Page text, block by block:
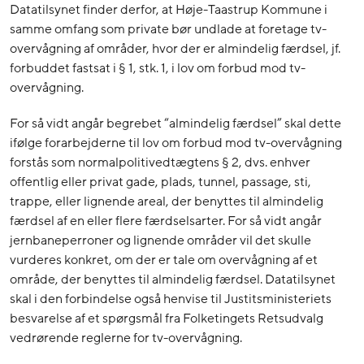
Datatilsynet finder derfor, at Høje-Taastrup Kommune i
samme omfang som private bør undlade at foretage tv-
overvågning af områder, hvor der er almindelig færdsel, jf.
forbuddet fastsat i § 1, stk. 1, i lov om forbud mod tv-
overvågning.
For så vidt angår begrebet “almindelig færdsel” skal dette
ifølge forarbejderne til lov om forbud mod tv-overvågning
forstås som normalpolitivedtægtens § 2, dvs. enhver
offentlig eller privat gade, plads, tunnel, passage, sti,
trappe, eller lignende areal, der benyttes til almindelig
færdsel af en eller flere færdselsarter. For så vidt angår
jernbaneperroner og lignende områder vil det skulle
vurderes konkret, om der er tale om overvågning af et
område, der benyttes til almindelig færdsel. Datatilsynet
skal i den forbindelse også henvise til Justitsministeriets
besvarelse af et spørgsmål fra Folketingets Retsudvalg
vedrørende reglerne for tv-overvågning.